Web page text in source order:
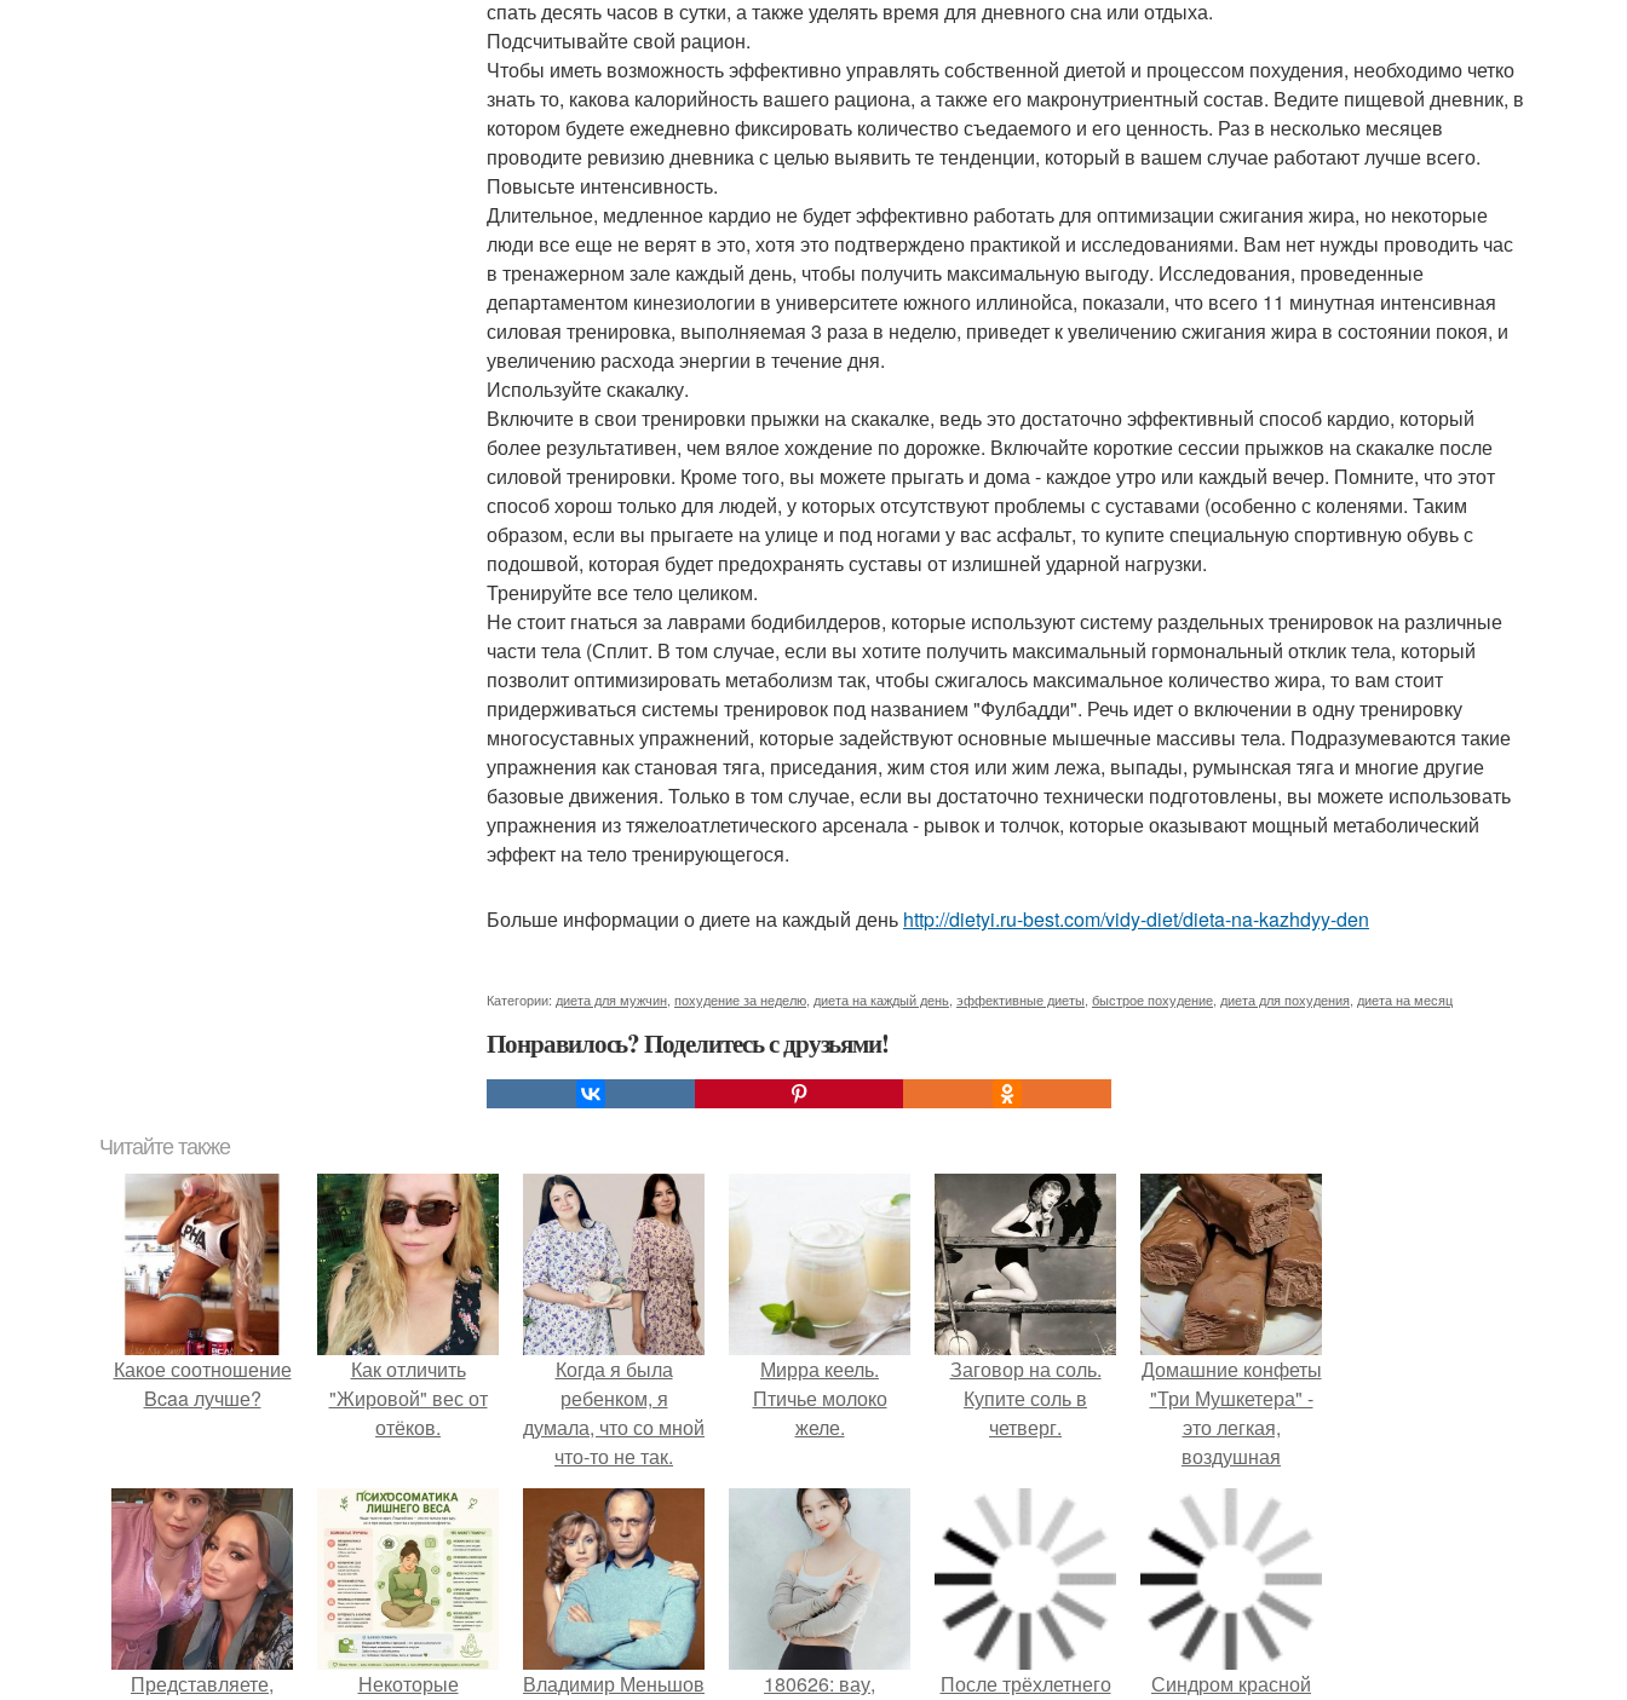
спать десять часов в сутки, а также уделять время для дневного сна или отдыха.
Подсчитывайте свой рацион.
Чтобы иметь возможность эффективно управлять собственной диетой и процессом похудения, необходимо четко
знать то, какова калорийность вашего рациона, а также его макронутриентный состав. Ведите пищевой дневник, в
котором будете ежедневно фиксировать количество съедаемого и его ценность. Раз в несколько месяцев
проводите ревизию дневника с целью выявить те тенденции, который в вашем случае работают лучше всего.
Повысьте интенсивность.
Длительное, медленное кардио не будет эффективно работать для оптимизации сжигания жира, но некоторые
люди все еще не верят в это, хотя это подтверждено практикой и исследованиями. Вам нет нужды проводить час
в тренажерном зале каждый день, чтобы получить максимальную выгоду. Исследования, проведенные
департаментом кинезиологии в университете южного иллинойса, показали, что всего 11 минутная интенсивная
силовая тренировка, выполняемая 3 раза в неделю, приведет к увеличению сжигания жира в состоянии покоя, и
увеличению расхода энергии в течение дня.
Используйте скакалку.
Включите в свои тренировки прыжки на скакалке, ведь это достаточно эффективный способ кардио, который
более результативен, чем вялое хождение по дорожке. Включайте короткие сессии прыжков на скакалке после
силовой тренировки. Кроме того, вы можете прыгать и дома - каждое утро или каждый вечер. Помните, что этот
способ хорош только для людей, у которых отсутствуют проблемы с суставами (особенно с коленями. Таким
образом, если вы прыгаете на улице и под ногами у вас асфальт, то купите специальную спортивную обувь с
подошвой, которая будет предохранять суставы от излишней ударной нагрузки.
Тренируйте все тело целиком.
Не стоит гнаться за лаврами бодибилдеров, которые используют систему раздельных тренировок на различные
части тела (Сплит. В том случае, если вы хотите получить максимальный гормональный отклик тела, который
позволит оптимизировать метаболизм так, чтобы сжигалось максимальное количество жира, то вам стоит
придерживаться системы тренировок под названием "Фулбадди". Речь идет о включении в одну тренировку
многосуставных упражнений, которые задействуют основные мышечные массивы тела. Подразумеваются такие
упражнения как становая тяга, приседания, жим стоя или жим лежа, выпады, румынская тяга и многие другие
базовые движения. Только в том случае, если вы достаточно технически подготовлены, вы можете использовать
упражнения из тяжелоатлетического арсенала - рывок и толчок, которые оказывают мощный метаболический
эффект на тело тренирующегося.
Больше информации о диете на каждый день http://dietyi.ru-best.com/vidy-diet/dieta-na-kazhdyy-den
Категории: диета для мужчин похудение за неделю диета на каждый день эффективные диеты быстрое похудение диета для похудения диета на месяц
Понравилось? Поделитесь с друзьями!
Читайте также
Какое соотношение
Bcaa лучше?
Как отличить
"Жировой" вес от
отёков.
Когда я была
ребенком, я
думала, что со мной
что-то не так.
Мирра кеель.
Птичье молоко
желе.
Заговор на соль.
Купите соль в
четверг.
Домашние конфеты
"Три Мушкетера" -
это легкая,
воздушная
шоколадная нуга,
покрытая
молочным
шоколадом.
Представляете,
Некоторые
Владимир Меньшов
180626: вау,
После трёхлетнего
Синдром красной